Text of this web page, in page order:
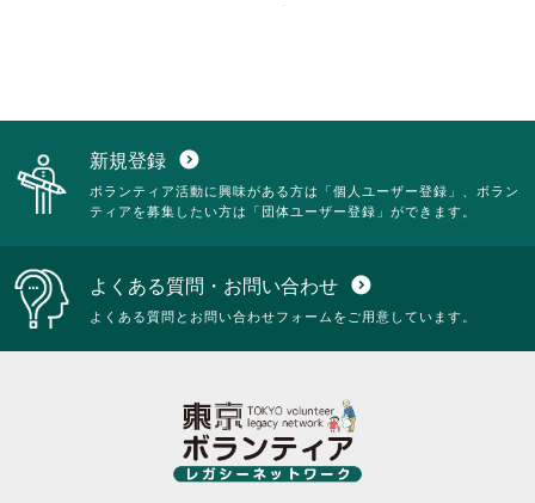
新規登録 expand_circle_down
ボランティア活動に興味がある方は「個人ユーザー登録」、ボラン
ティアを募集したい方は「団体ユーザー登録」ができます。
よくある質問・お問い合わせ expand_circle_down
よくある質問とお問い合わせフォームをご用意しています。